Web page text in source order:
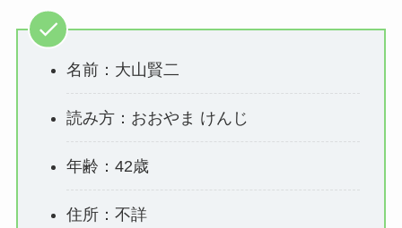
名前：大山賢二
読み方：おおやま けんじ
年齢：42歳
住所：不詳